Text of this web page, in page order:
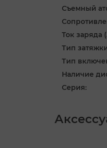
Съемный
Ток заряда
Тип
Тип
Наличие
Серия: